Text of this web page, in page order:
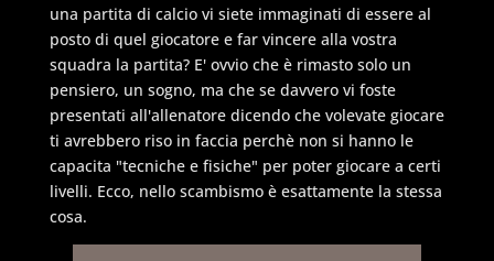
una partita di calcio vi siete immaginati di essere al
posto di quel giocatore e far vincere alla vostra
squadra la partita? E' ovvio che è rimasto solo un
pensiero, un sogno, ma che se davvero vi foste
presentati all'allenatore dicendo che volevate giocare
ti avrebbero riso in faccia perchè non si hanno le
capacita "tecniche e fisiche" per poter giocare a certi
livelli. Ecco, nello scambismo è esattamente la stessa
cosa.